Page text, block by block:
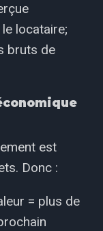
locataire;
bruts de
est
Donc :
= plus de